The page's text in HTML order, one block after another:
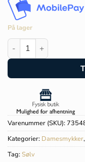
På lager
Pernille Corydon
Varenummer (SKU):
Kategorier: Damesmykker,
Tag: Sølv